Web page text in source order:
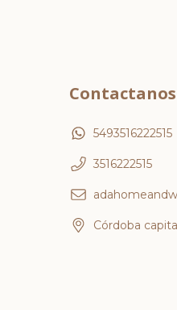
Contactanos
5493516222515
3516222515
Córdoba